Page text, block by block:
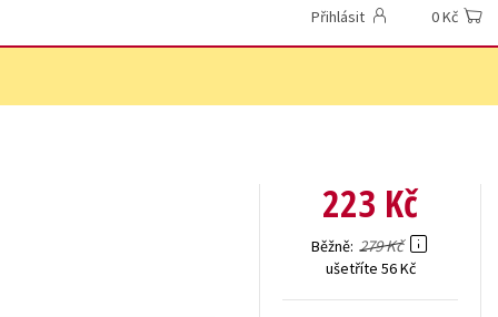
Přihlásit 0 Kč
223 Kč
Běžně 279 Kč
ušetříte 56 Kč